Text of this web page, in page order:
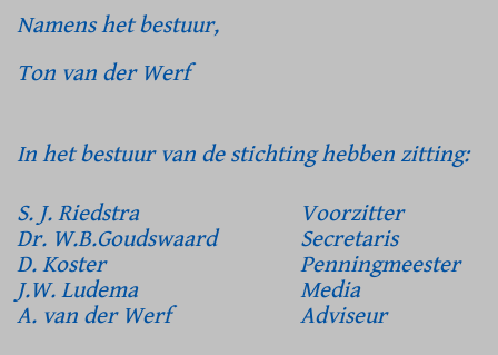
Namens het bestuur,
Ton van der Werf
In het bestuur van de stichting hebben zitting:
S. J. Riedstra
Dr. W.B.Goudswaard
D. Koster
J.W. Ludema
A. van der Werf
Voorzitter
Secretaris
Penningmeester
Media
Adviseur